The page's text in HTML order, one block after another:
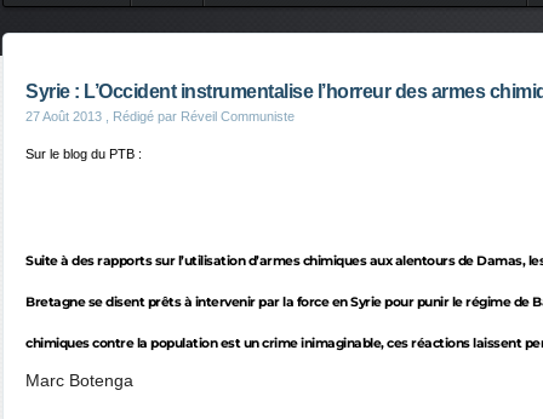
Syrie : L’Occident instrumentalise l’horreur des armes
27 Août 2013 , Rédigé par Réveil Communiste
Sur le blog du PTB :
Suite à des rapports sur l’utilisation d’armes chimiques aux alentours de Damas,
Bretagne se disent prêts à intervenir par la force en Syrie pour punir le régime de
chimiques contre la population est un crime inimaginable, ces réactions laissent
Marc Botenga